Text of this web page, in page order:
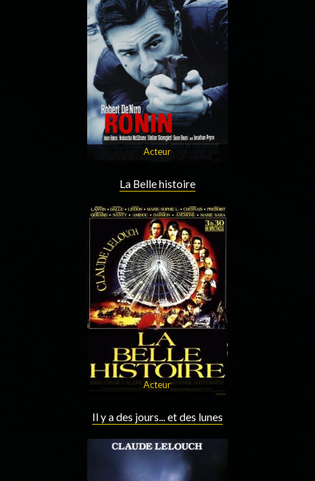
Acteur
La Belle histoire
Acteur
Il y a des jours... et des lunes